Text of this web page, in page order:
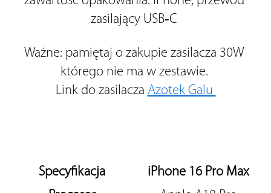
zasilający USB‑C
Ważne: pamiętaj o zakupie zasilacza 30W
którego nie ma w zestawie.
Link do zasilacza Azotek Galu
Specyfikacja
iPhone 16 Pro Max